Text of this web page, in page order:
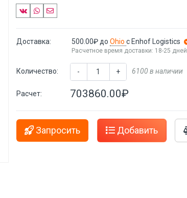
Доставка: 500.00₽ доOhioс Enhof Logistics
Расчетное время доставки: 18-25 дней
Количество: - + 6100 в наличии
Расчет: 703860.00₽
Запросить Добавить